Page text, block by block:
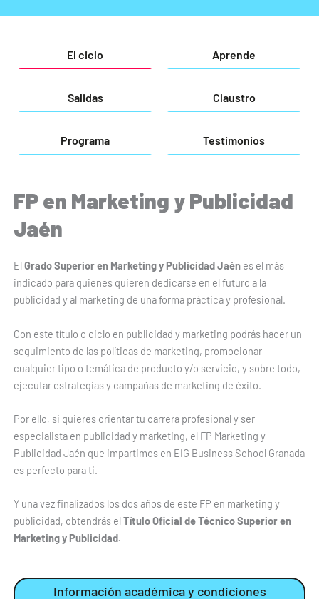
El ciclo Aprende
Salidas Claustro
Programa Testimonios
FP en Marketing y Publicidad
Jaén
ElGrado Superior en Marketing y Publicidad Jaénes el más
indicado para quienes quieren dedicarse en el futuro a la
publicidad y al marketing de una forma práctica y profesional.
Con este título o ciclo en publicidad y marketing podrás hacer un
seguimiento de las políticas de marketing, promocionar
cualquier tipo o temática de producto y/o servicio, y sobre todo,
ejecutar estrategias y campañas de marketing de éxito.
Por ello, si quieres orientar tu carrera profesional y ser
especialista en publicidad y marketing, el FP Marketing y
Publicidad Jaén que impartimos en EIG Business School Granada
es perfecto para ti.
Y una vez finalizados los dos años de este FP en marketing y
publicidad, obtendrás elTítulo Oficial de Técnico Superior en
Marketing y Publicidad.
Información académica y condiciones